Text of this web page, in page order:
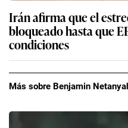
Irán afirma que el
bloqueado hasta que
condiciones
Más sobre Benjamin